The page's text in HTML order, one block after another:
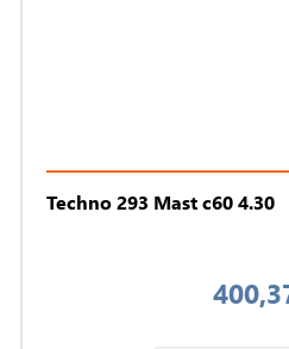
Techno 293 Mast c60 4.30